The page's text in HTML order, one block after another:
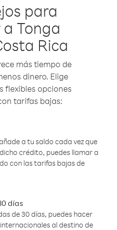
para
Tonga
Rica
más tiempo de
dinero. Elige
flexibles opciones
tarifas bajas:
a tu saldo cada vez que
crédito, puedes llamar a
con las tarifas bajas de
días
de 30 días, puedes hacer
al destino de